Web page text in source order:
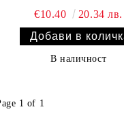
€10.40
20.34 лв.
В наличност
1 of 1